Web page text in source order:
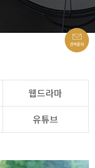
웹드라마
유튜브